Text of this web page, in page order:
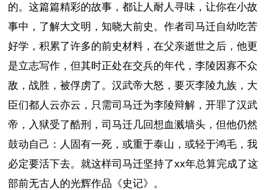
的。这篇篇精彩的故事，都让人耐人寻味，让你在小故
事中，了解大文明，知晓大前史。作者司马迁自幼吃苦
好学，积累了许多的前史材料，在父亲逝世之后，他更
是立志写作，但其时正处在交兵的年代，李陵因寡不众
敌，战胜，被俘虏了。汉武帝大怒，要灭李陵九族，大
臣们都人云亦云，只需司马迁为李陵辩解，开罪了汉武
帝，入狱受了酷刑，司马迁几回想血溅墙头，但他仍然
鼓动自己：人固有一死，或重于泰山，或轻于鸿毛，我
必定要活下去。就这样司马迁坚持了xx年总算完成了这
部前无古人的光辉作品《史记》。